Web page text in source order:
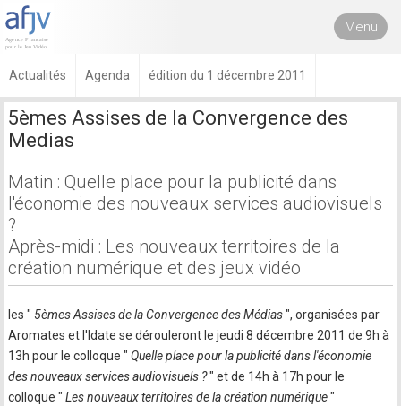
Menu
Actualités Agenda édition du 1 décembre 2011
5èmes Assises de la Convergence des
Medias
Matin : Quelle place pour la publicité dans
l'économie des nouveaux services audiovisuels
?
Après-midi : Les nouveaux territoires de la
création numérique et des jeux vidéo
les " 5èmes Assises de la Convergence des Médias", organisées par
Aromates et l'Idate se dérouleront le jeudi 8 décembre 2011 de 9h à
13h pour le colloque " Quelle place pour la publicité dans l'économie
des nouveaux services audiovisuels ?" et de 14h à 17h pour le
colloque " Les nouveaux territoires de la création numérique"